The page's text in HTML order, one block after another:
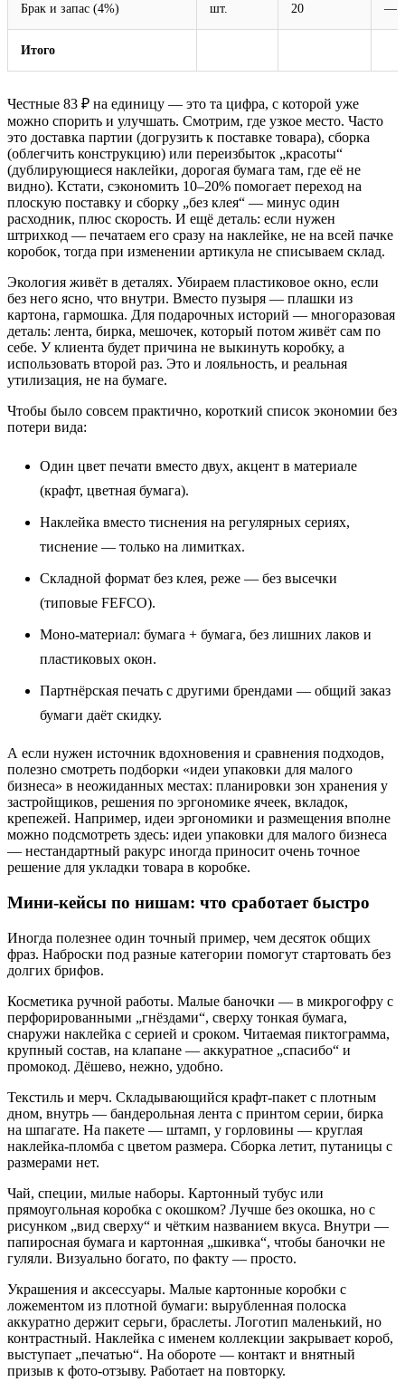
Брак и запас (4%) шт. 20 —
Итого
Честные 83 ₽ на единицу — это та цифра, с которой уже
можно спорить и улучшать. Смотрим, где узкое место. Часто
это доставка партии (догрузить к поставке товара), сборка
(облегчить конструкцию) или переизбыток „красоты“
(дублирующиеся наклейки, дорогая бумага там, где её не
видно). Кстати, сэкономить 10–20% помогает переход на
плоскую поставку и сборку „без клея“ — минус один
расходник, плюс скорость. И ещё деталь: если нужен
штрихкод — печатаем его сразу на наклейке, не на всей пачке
коробок, тогда при изменении артикула не списываем склад.
Экология живёт в деталях. Убираем пластиковое окно, если
без него ясно, что внутри. Вместо пузыря — плашки из
картона, гармошка. Для подарочных историй — многоразовая
деталь: лента, бирка, мешочек, который потом живёт сам по
себе. У клиента будет причина не выкинуть коробку, а
использовать второй раз. Это и лояльность, и реальная
утилизация, не на бумаге.
Чтобы было совсем практично, короткий список экономии без
потери вида:
Один цвет печати вместо двух, акцент в материале
(крафт, цветная бумага).
Наклейка вместо тиснения на регулярных сериях,
тиснение — только на лимитках.
Складной формат без клея, реже — без высечки
(типовые FEFCO).
Моно‑материал: бумага + бумага, без лишних лаков и
пластиковых окон.
Партнёрская печать с другими брендами — общий заказ
бумаги даёт скидку.
А если нужен источник вдохновения и сравнения подходов,
полезно смотреть подборки «идеи упаковки для малого
бизнеса» в неожиданных местах: планировки зон хранения у
застройщиков, решения по эргономике ячеек, вкладок,
крепежей. Например, идеи эргономики и размещения вполне
можно подсмотреть здесь: идеи упаковки для малого бизнеса
— нестандартный ракурс иногда приносит очень точное
решение для укладки товара в коробке.
Мини‑кейсы по нишам: что сработает быстро
Иногда полезнее один точный пример, чем десяток общих
фраз. Наброски под разные категории помогут стартовать без
долгих брифов.
Косметика ручной работы. Малые баночки — в микрогофру с
перфорированными „гнёздами“, сверху тонкая бумага,
снаружи наклейка с серией и сроком. Читаемая пиктограмма,
крупный состав, на клапане — аккуратное „спасибо“ и
промокод. Дёшево, нежно, удобно.
Текстиль и мерч. Складывающийся крафт‑пакет с плотным
дном, внутрь — бандерольная лента с принтом серии, бирка
на шпагате. На пакете — штамп, у горловины — круглая
наклейка‑пломба с цветом размера. Сборка летит, путаницы с
размерами нет.
Чай, специи, милые наборы. Картонный тубус или
прямоугольная коробка с окошком? Лучше без окошка, но с
рисунком „вид сверху“ и чётким названием вкуса. Внутри —
папиросная бумага и картонная „шкивка“, чтобы баночки не
гуляли. Визуально богато, по факту — просто.
Украшения и аксессуары. Малые картонные коробки с
ложементом из плотной бумаги: вырубленная полоска
аккуратно держит серьги, браслеты. Логотип маленький, но
контрастный. Наклейка с именем коллекции закрывает короб,
выступает „печатью“. На обороте — контакт и внятный
призыв к фото‑отзыву. Работает на повторку.